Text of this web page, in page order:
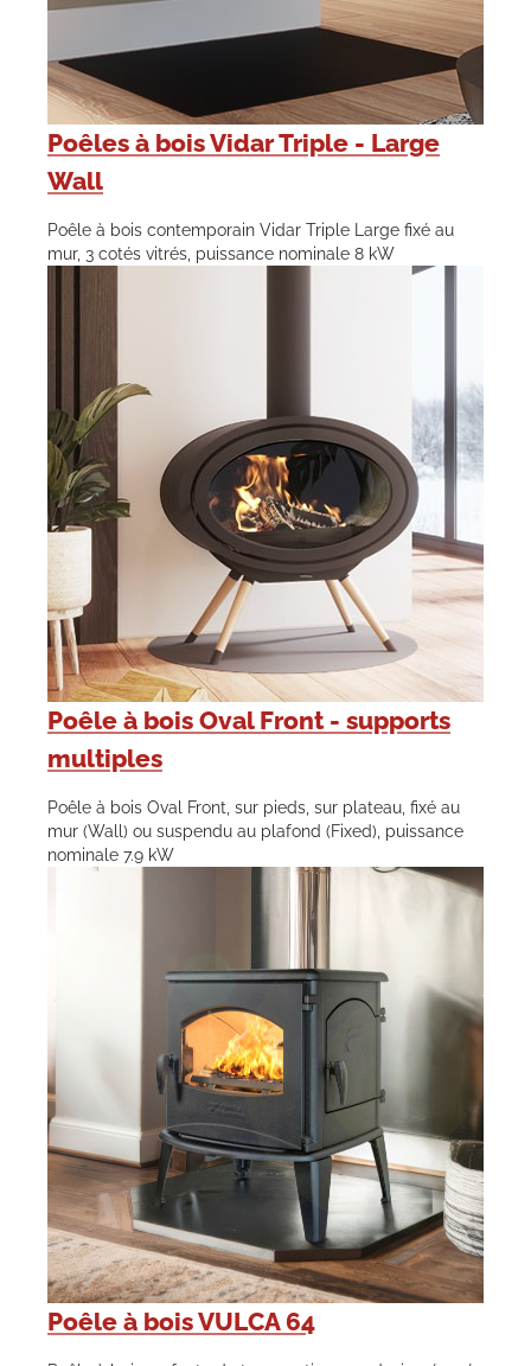
Poêles à bois Vidar Triple - Large
Wall
Poêle à bois contemporain Vidar Triple Large fixé au
mur, 3 cotés vitrés, puissance nominale 8 kW
Poêle à bois Oval Front - supports
multiples
Poêle à bois Oval Front, sur pieds, sur plateau, fixé au
mur (Wall) ou suspendu au plafond (Fixed), puissance
nominale 7.9 kW
Poêle à bois VULCA 64